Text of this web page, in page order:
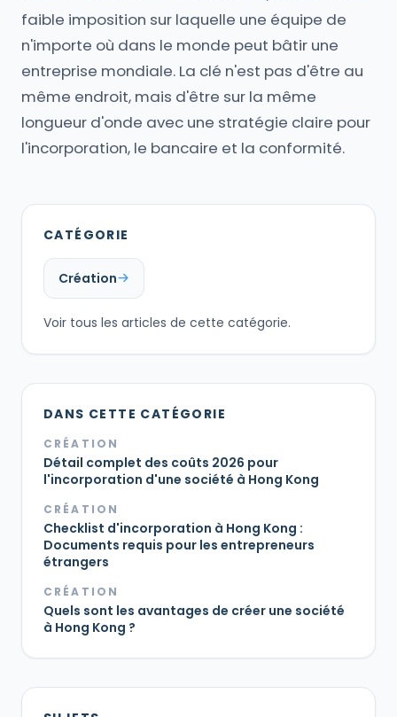
faible imposition sur laquelle une équipe de
n'importe où dans le monde peut bâtir une
entreprise mondiale. La clé n'est pas d'être au
même endroit, mais d'être sur la même
longueur d'onde avec une stratégie claire pour
l'incorporation, le bancaire et la conformité.
CATÉGORIE
Création
Voir tous les articles de cette catégorie.
DANS CETTE CATÉGORIE
CRÉATION
Détail complet des coûts 2026 pour
l'incorporation d'une société à Hong Kong
CRÉATION
Checklist d'incorporation à Hong Kong :
Documents requis pour les entrepreneurs
étrangers
CRÉATION
Quels sont les avantages de créer une société
à Hong Kong ?